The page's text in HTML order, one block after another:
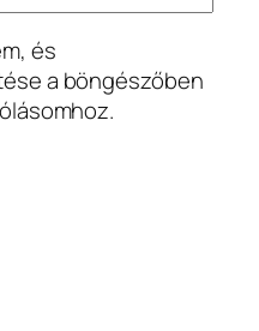
és
a böngészőben